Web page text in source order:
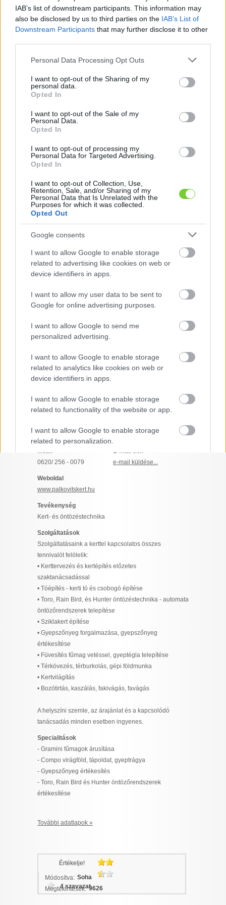
IAB’s list of downstream participants. This information may
also be disclosed by us to third parties on the IAB’s List of
Downstream Participants that may further disclose it to other
Please note that this website/app uses one or more Google
not limited to your visit or usage behaviour. You may click to
grant or deny consent to Google and its third-party tags to
use your data for below specified purposes in below Google
consent section.
Personal Data Processing Opt Outs
I want to opt-out of the Sharing of my
personal data.
Opted In
I want to opt-out of the Sale of my
Personal Data.
Opted In
I want to opt-out of processing my
Personal Data for Targeted Advertising.
Opted In
I want to opt-out of Collection, Use,
Retention, Sale, and/or Sharing of my
Personal Data that Is Unrelated with the
Purposes for which it was collected.
Opted Out
Google consents
I want to allow Google to enable storage
related to advertising like cookies on web or
device identifiers in apps.
I want to allow my user data to be sent to
Google for online advertising purposes.
I want to allow Google to send me
personalized advertising.
I want to allow Google to enable storage
related to analytics like cookies on web or
device identifiers in apps.
I want to allow Google to enable storage
related to functionality of the website or app.
I want to allow Google to enable storage
related to personalization.
I want to allow Google to enable storage
functionality and fraud prevention, and other
user protection.
CONFIRM
Data Deletion
Felhasználónév
Jelszó
Elfelejtette jelszavát?
Bejelentkezés
faiskola.hu
Kertészeti, kerti termékek és szolgáltatások térképes
KERTÉSZ ÉS KERTÉSZET REGISZTRÁCIÓ
Palkovits Kert - Kert-
és öntözéstechnika
Elküldöm e-mailben |Kinyomtatom |Hibát jelentek
8220 Balatonalmádi Veszprém megye
Mobil
0620/ 256 - 0079
E-mail cím
e-mail küldése...
Weboldal
www.palkovitskert.hu
Tevékenység
Kert- és öntözéstechnika
Szolgáltatások
Szolgáltatásaink a kerttel kapcsolatos összes
tennivalót felölelik:
• Kerttervezés és kertépítés előzetes
szaktanácsadással
• Tóépítés - kerti tó és csobogó építése
• Toro, Rain Bird, és Hunter öntözéstechnika - automata
öntözőrendszerek telepítése
• Sziklakert építése
• Gyepszőnyeg forgalmazása, gyepszőnyeg
értékesítése
• Füvesítés fűmag vetéssel, gyeptégla telepítése
• Térkövezés, térburkolás, gépi földmunka
• Kertvilágítás
• Bozótirtás, kaszálás, fakivágás, favágás
A helyszíni szemle, az árajánlat és a kapcsolódó
tanácsadás minden esetben ingyenes.
Specialitások
- Gramini fűmagok árusítása
- Compo virágföld, tápoldat, gyeptrágya
- Gyepszőnyeg értékesítés
- Toro, Rain Bird és Hunter öntözőrendszerek
értékesítése
További adatlapok »
Értékelje!
4 szavazat
Módosítva: Soha
Megtekintések: 9626